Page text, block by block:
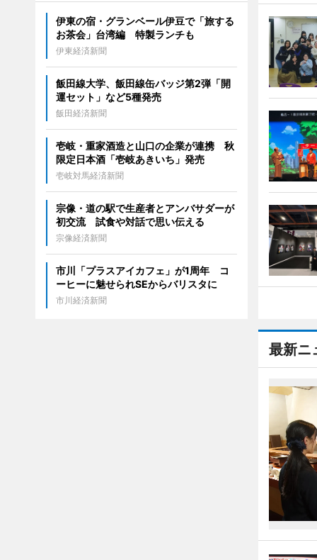
最新ニ
伊東の宿・グランベール伊豆で「旅する
お茶会」台湾編 特製ランチも
伊東経済新聞
飯田線大学、飯田線缶バッジ第2弾「開
運セット」など5種発売
飯田経済新聞
壱岐・重家酒造と山口の企業が連携 秋
限定日本酒「壱岐あきいち」発売
壱岐対馬経済新聞
宗像・道の駅で生産者とアンバサダーが
初交流 試食や対話で思い伝える
宗像経済新聞
市川「プラスアイカフェ」が1周年 コ
ーヒーに魅せられSEからバリスタに
市川経済新聞